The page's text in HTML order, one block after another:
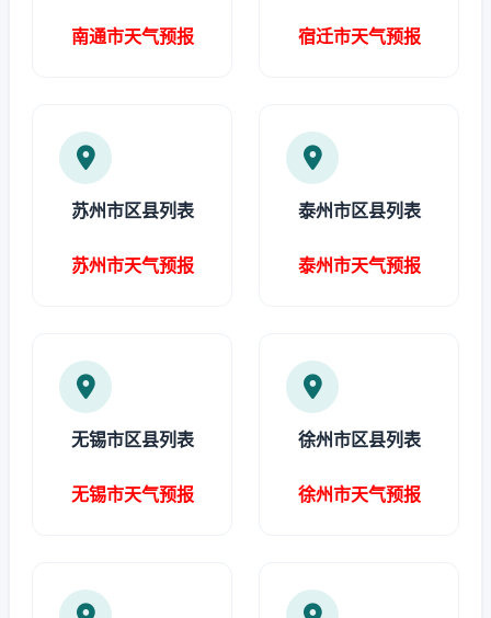
南通市天气预报 宿迁市天气预报
苏州市区县列表
苏州市天气预报
泰州市区县列表
泰州市天气预报
无锡市区县列表
无锡市天气预报
徐州市区县列表
徐州市天气预报